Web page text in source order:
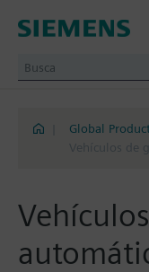
Global
Vehículos de